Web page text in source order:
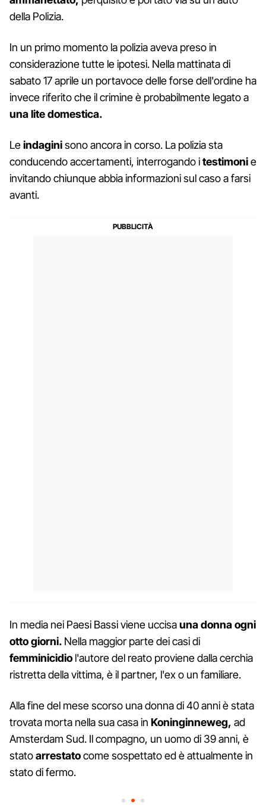
della Polizia.
In un primo momento la polizia aveva preso in
considerazione tutte le ipotesi. Nella mattinata di
sabato 17 aprile un portavoce delle forse dell'ordine ha
invece riferito che il crimine è probabilmente legato a
una lite domestica.
Leindaginisono ancora in corso. La polizia sta
conducendo accertamenti, interrogando itestimonie
invitando chiunque abbia informazioni sul caso a farsi
avanti.
In media nei Paesi Bassi viene uccisauna donna ogni
otto giorni. Nella maggior parte dei casi di
femminicidio l'autore del reato proviene dalla cerchia
ristretta della vittima, è il partner, l'ex o un familiare.
Alla fine del mese scorso una donna di 40 anni è stata
trovata morta nella sua casa in Koninginneweg, ad
Amsterdam Sud. Il compagno, un uomo di 39 anni, è
statoarrestatocome sospettato ed è attualmente in
stato di fermo.